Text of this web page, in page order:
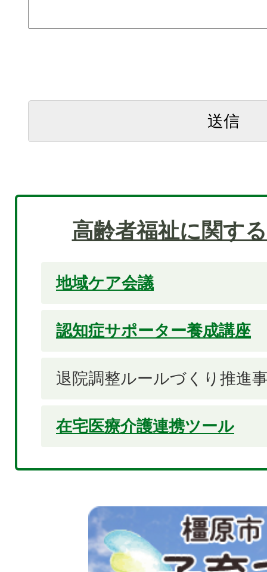
高齢者福祉に関す
地域ケア会議
認知症サポーター養成講座
退院調整ルールづくり推進
在宅医療介護連携ツール
2
枚
目